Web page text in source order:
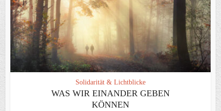
Solidarität & Lichtblicke
WAS WIR EINANDER GEBEN
KÖNNEN